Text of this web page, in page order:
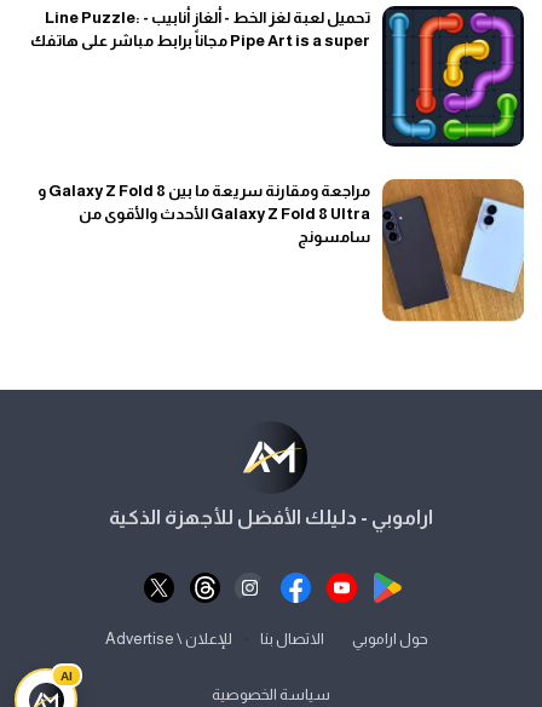
تحميل لعبة لغز الخط - ألغاز أنابيب - Line Puzzle:
Pipe Art is a super مجاناً برابط مباشر على هاتفك
مراجعة ومقارنة سريعة ما بين Galaxy Z Fold 8 و
Galaxy Z Fold 8 Ultra الأحدث والأقوى من
سامسونج
اراموبي - دليلك الأفضل للأجهزة الذكية
حول اراموبي الاتصال بنا للإعلان \ Advertise
سياسة الخصوصية
AI